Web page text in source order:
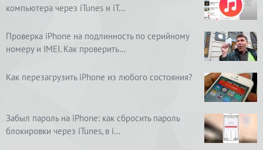
компьютера через iTunes и iT…
Проверка iPhone на подлинность по серийному
номеру и IMEI. Как проверить…
Как перезагрузить iPhone из любого состояния?
Забыл пароль на iPhone: как сбросить пароль
блокировки через iTunes, в i…